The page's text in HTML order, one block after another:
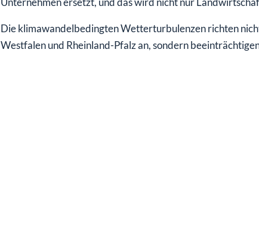
Die klimawandelbedingten Wetterturbulenzen richten
Westfalen und Rheinland-Pfalz an, sondern